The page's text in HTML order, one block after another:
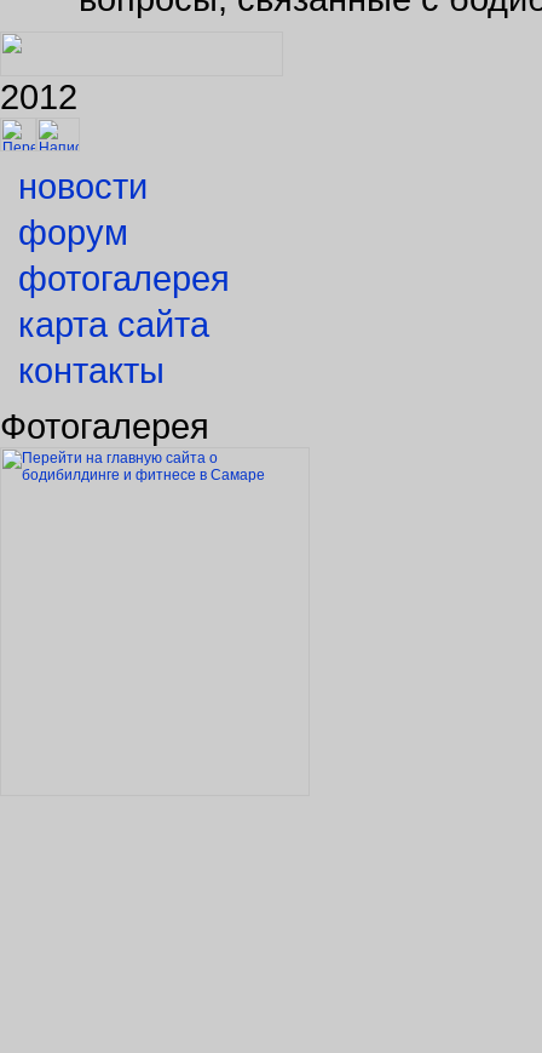
2012
форум
фотогалерея
карта сайта
контакты
Фотогалерея